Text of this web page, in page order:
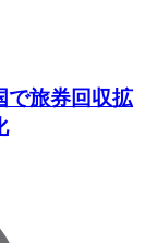
で旅券回収拡